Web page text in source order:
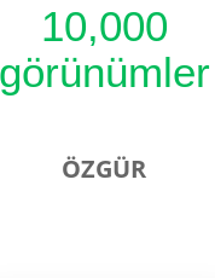
10,000
görünümler
ÖZGÜR